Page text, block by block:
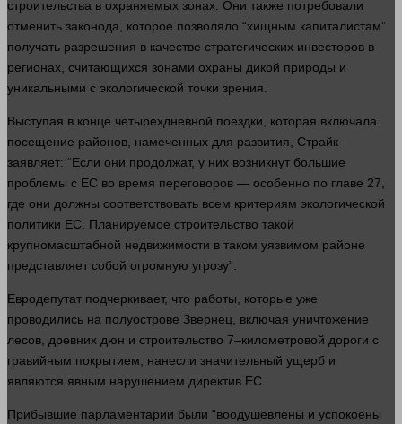
строительства в охраняемых зонах. Они также потребовали
отменить законода, которое позволяло “хищным капиталистам”
получать разрешения в качестве стратегических инвесторов в
регионах, считающихся зонами охраны дикой природы и
уникальными с экологической точки зрения.
Выступая в конце четырехдневной поездки, которая включала
посещение районов, намеченных для развития , Страйк
заявляет: “Если они продолжат, у них возникнут большие
проблемы с ЕС во время переговоров — особенно по главе 27,
где они должны соответствовать всем критериям экологической
политики ЕС. Планируемое строительство такой
крупномасштабной недвижимости в таком уязвимом районе
представляет собой огромную угрозу”.
Евродепутат подчеркивает, что работы , которые уже
проводились на полуострове Звернец, включая уничтожение
лесов, древних дюн и строительство 7–километровой дороги с
гравийным покрытием, нанесли значительный ущерб и
являются явным нарушением директив ЕС.
Прибывшие парламентарии были “воодушевлены и успокоены